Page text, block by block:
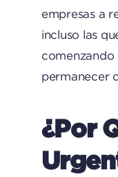
empresas a
incluso las
comenzando
permanecer
¿Por